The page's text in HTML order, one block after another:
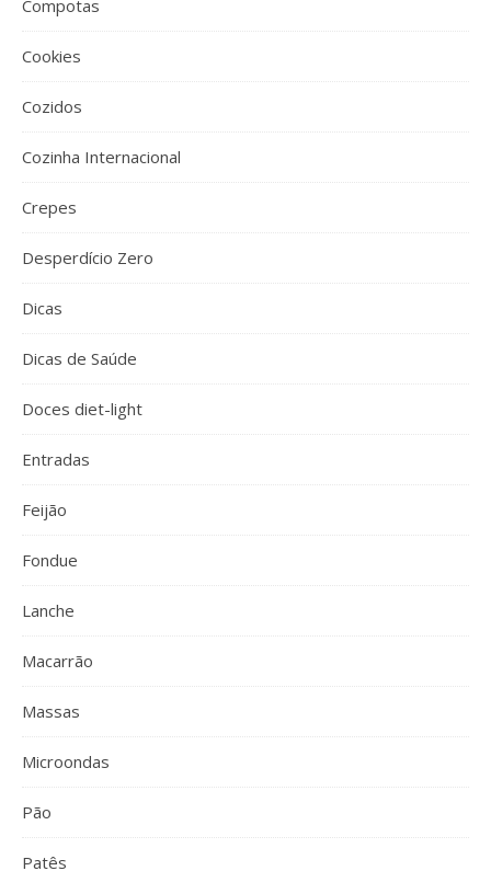
Compotas
Cookies
Cozidos
Cozinha Internacional
Crepes
Desperdício Zero
Dicas
Dicas de Saúde
Doces diet-light
Entradas
Feijão
Fondue
Lanche
Macarrão
Massas
Microondas
Pão
Patês